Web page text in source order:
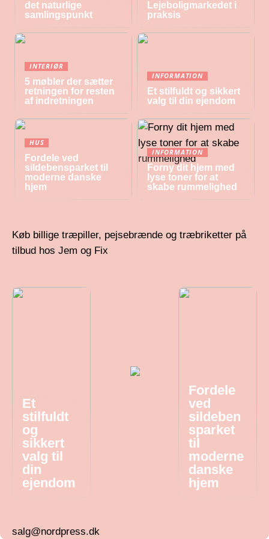
det naturlige
samlingspunkt
Lejeboligmarkedet i
praksis
INTERIØR
5 møbler der sætter
retningen for resten
af indretningen
INFORMATION
Et stilfuldt og sikkert
valg til din ejendom
HUS
Fordele ved
sildebensparket til
moderne danske
hjem
INFORMATION
Forny dit hjem med
lyse toner for at
skabe rummelighed
Køb billige træpiller, pejsebrænde og træbriketter på
tilbud hos Jem og Fix
Et
stilfuldt
og
sikkert
valg til
din
ejendom
Fordele
ved
sildeben
sparket
til
moderne
danske
hjem
salg@nordpress.dk